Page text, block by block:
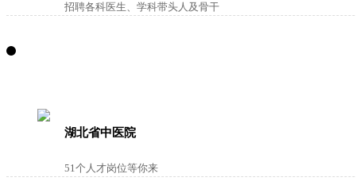
招聘各科医生、学科带头人及骨干
湖北省中医院
51个人才岗位等你来